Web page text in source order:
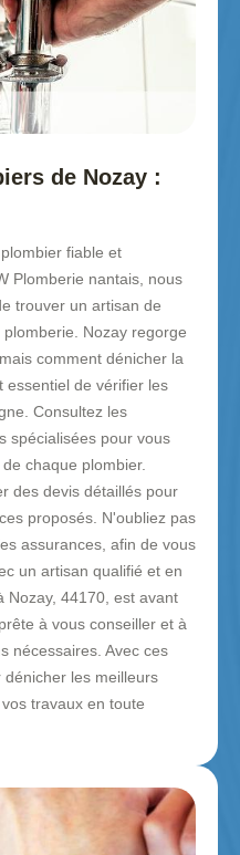
de Nozay :
fiable et
Plomberie nantais, nous
trouver un artisan de
Nozay regorge
comment dénicher la
essentiel de vérifier les
Consultez les
spécialisées pour vous
chaque plombier.
des devis détaillés pour
proposés. N'oubliez pas
assurances, afin de vous
un artisan qualifié et en
Nozay, 44170, est avant
à vous conseiller et à
nécessaires. Avec ces
les meilleurs
travaux en toute